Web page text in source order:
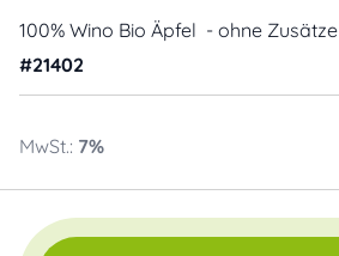
100% Wino Bio Äpfel - ohne Zusätze
#21402
MwSt.: 7%